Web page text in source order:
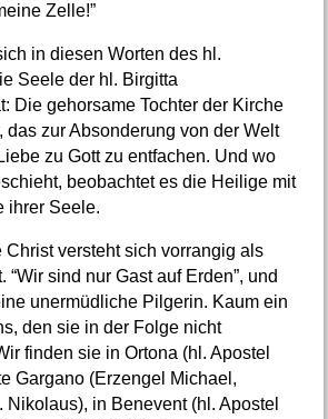
Zelle!”
in diesen Worten des hl.
Seele der hl. Birgitta
Die gehorsame Tochter der Kirche
das zur Absonderung von der Welt
zu Gott zu entfachen. Und wo
beobachtet es die Heilige mit
ihrer Seele.
Christ versteht sich vorrangig als
“Wir sind nur Gast auf Erden”, und
unermüdliche Pilgerin. Kaum ein
den sie in der Folge nicht
finden sie in Ortona (hl. Apostel
Gargano (Erzengel Michael,
Nikolaus), in Benevent (hl. Apostel